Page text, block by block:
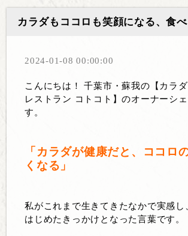
カラダもココロも笑顔になる、食
2024-01-08 00:00:00
こんにちは！ 千葉市・蘇我の【カラ
レストラン コトコト】のオーナーシ
す。
「カラダが健康だと、ココロ
くなる」
私がこれまで生きてきたなかで実感し
はじめたきっかけとなった言葉です。